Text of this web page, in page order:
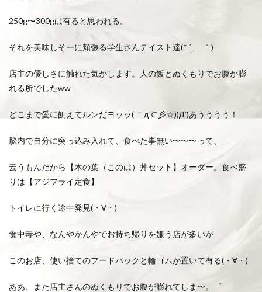
250g〜300gは有ると思われる。
それを美味しそーに頬張る学生さんテイスト達(* ´_ゝ｀)
店主の優しさに触れた気がします。人の飯とぬくもりでお腹が膨
れる所でしたww
どこまで愛に飢えてルンだヨッッ( ｀д´⊂彡☆))Д´)あうううう！
脳内で自分に突っ込み入れて、食べた事無い〜〜〜って、
云うもんだから【木の葉（このは）丼セット】オーダー。食べ盛
りは【アジフライ定食】
トイレに行く途中発見(・∀・)
食中毒や、なんやかんやでお持ち帰りを嫌う店が多いが
このお店、使い捨てのフードパックと輪ゴムが置いて有る(・∀・)
ああ、また店主さんのぬくもりでお腹が膨れてしま〜。゜